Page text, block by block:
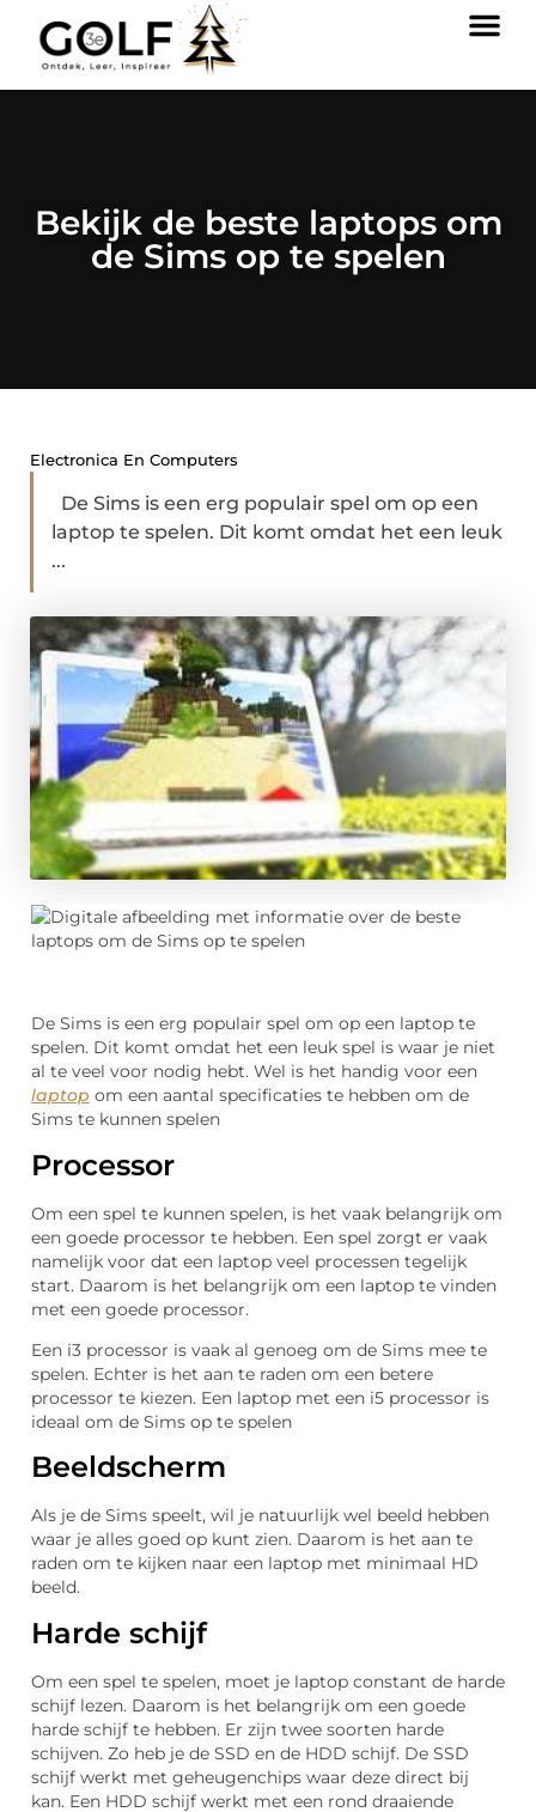
Bekijk de beste laptops om
de Sims op te spelen
Electronica En Computers
De Sims is een erg populair spel om op een
laptop te spelen. Dit komt omdat het een leuk
...
De Sims is een erg populair spel om op een laptop te
spelen. Dit komt omdat het een leuk spel is waar je niet
al te veel voor nodig hebt. Wel is het handig voor een
laptop om een aantal specificaties te hebben om de
Sims te kunnen spelen
Processor
Om een spel te kunnen spelen, is het vaak belangrijk om
een goede processor te hebben. Een spel zorgt er vaak
namelijk voor dat een laptop veel processen tegelijk
start. Daarom is het belangrijk om een laptop te vinden
met een goede processor.
Een i3 processor is vaak al genoeg om de Sims mee te
spelen. Echter is het aan te raden om een betere
processor te kiezen. Een laptop met een i5 processor is
ideaal om de Sims op te spelen
Beeldscherm
Als je de Sims speelt, wil je natuurlijk wel beeld hebben
waar je alles goed op kunt zien. Daarom is het aan te
raden om te kijken naar een laptop met minimaal HD
beeld.
Harde schijf
Om een spel te spelen, moet je laptop constant de harde
schijf lezen. Daarom is het belangrijk om een goede
harde schijf te hebben. Er zijn twee soorten harde
schijven. Zo heb je de SSD en de HDD schijf. De SSD
schijf werkt met geheugenchips waar deze direct bij
kan. Een HDD schijf werkt met een rond draaiende